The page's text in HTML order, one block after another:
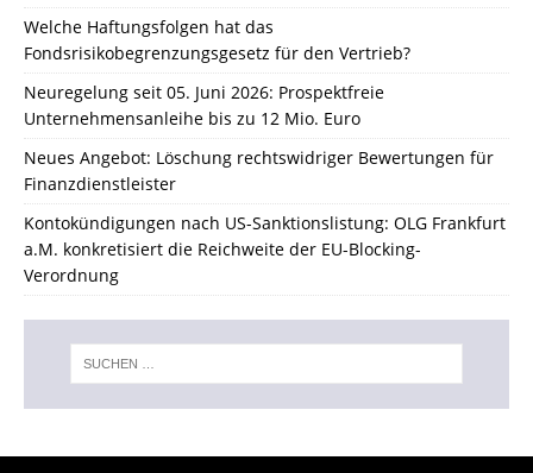
Welche Haftungsfolgen hat das
Fondsrisikobegrenzungsgesetz für den Vertrieb?
Neuregelung seit 05. Juni 2026: Prospektfreie
Unternehmensanleihe bis zu 12 Mio. Euro
Neues Angebot: Löschung rechtswidriger Bewertungen für
Finanzdienstleister
Kontokündigungen nach US-Sanktionslistung: OLG Frankfurt
a.M. konkretisiert die Reichweite der EU-Blocking-
Verordnung